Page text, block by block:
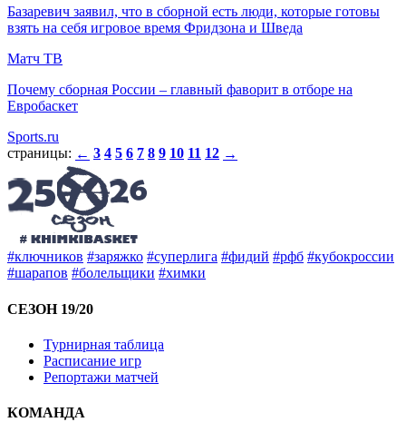
Базаревич заявил, что в сборной есть люди, которые готовы
взять на себя игровое время Фридзона и Шведа
Матч ТВ
Почему сборная России – главный фаворит в отборе на
Евробаскет
Sports.ru
страницы: ← 3 4 5 6 7 8 9 10 11 12 →
#ключников #заряжко #суперлига #фидий #рфб #кубокроссии
#шарапов #болельщики #химки
СЕЗОН 19/20
Турнирная таблица
Расписание игр
Репортажи матчей
КОМАНДА